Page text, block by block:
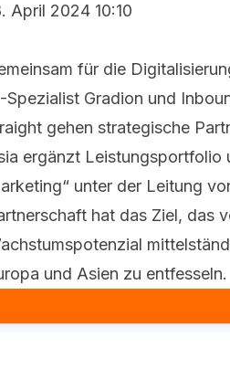
April 2024 10:10
für die
Spezialist Gradion und
gehen strategische
ergänzt Leistungsportfolio
unter der Leitung
hat das Ziel, das
und Asien zu entfesseln .